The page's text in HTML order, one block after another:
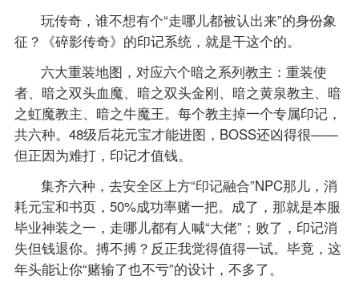
玩传奇，谁不想有个“走哪儿都被认出来”的身份象
征？《碎影传奇》的印记系统，就是干这个的。
六大重装地图，对应六个暗之系列教主：重装使
者、暗之双头血魔、暗之双头金刚、暗之黄泉教主、暗
之虹魔教主、暗之牛魔王。每个教主掉一个专属印记，
共六种。48级后花元宝才能进图，BOSS还凶得很——
但正因为难打，印记才值钱。
集齐六种，去安全区上方“印记融合”NPC那儿，消
耗元宝和书页，50%成功率赌一把。成了，那就是本服
毕业神装之一，走哪儿都有人喊“大佬”；败了，印记消
失但钱退你。搏不搏？反正我觉得值得一试。毕竟，这
年头能让你“赌输了也不亏”的设计，不多了。